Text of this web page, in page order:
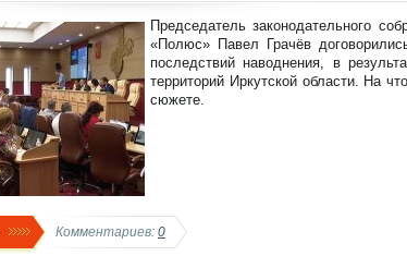
Председатель законодательного
«Полюс» Павел Грачёв
последствий наводнения, в
территорий Иркутской области. На
сюжете.
Комментариев: 0